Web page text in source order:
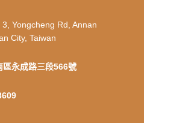
Yongcheng Rd, Annan
City, Taiwan
區永成路三段566號